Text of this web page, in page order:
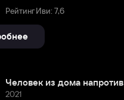
Рейтинг Иви: 7,6
Человек из дома напротив
2021